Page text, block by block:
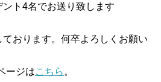
ト4名でお送り致します
おります。何卒よろしくお願い
ージはこちら 。